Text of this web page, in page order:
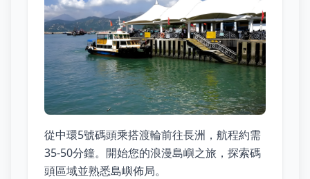
從中環5號碼頭乘搭渡輪前往長洲，航程約需
35-50分鐘。開始您的浪漫島嶼之旅，探索碼
頭區域並熟悉島嶼佈局。